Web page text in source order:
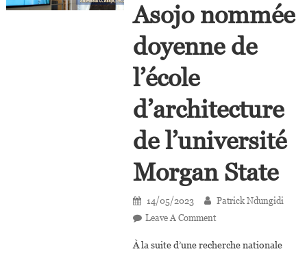
Asojo nommée
doyenne de
l’école
d’architecture
de l’université
Morgan State
14/05/2023
Patrick Ndungidi
Leave A CommentOn
:
À la suite d’une recherche nationale